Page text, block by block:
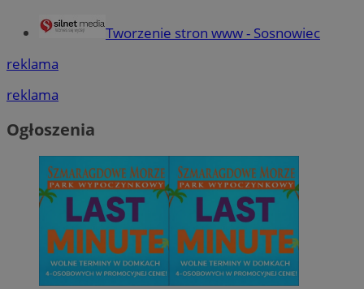
Tworzenie stron www - Sosnowiec
reklama
reklama
Ogłoszenia